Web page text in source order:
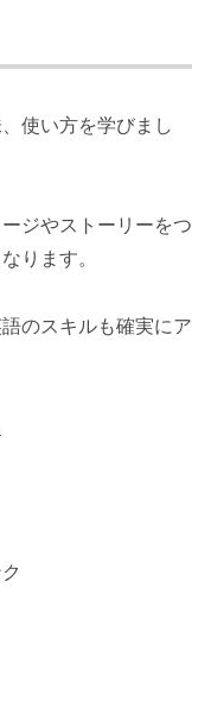
使い方を学びまし
ジやストーリーをつ
ります。
のスキルも確実にア